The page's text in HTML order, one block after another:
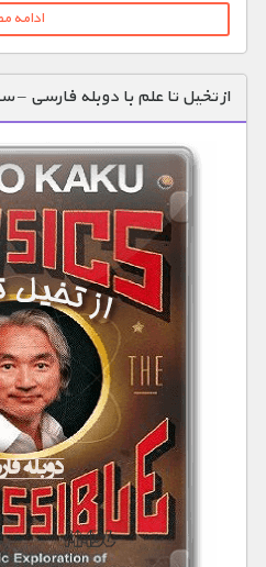
ادامه
از تخیل تا علم با دوبله فارسی